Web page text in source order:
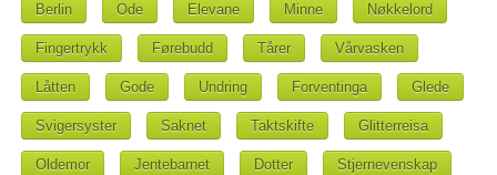
Berlin Ode Elevane Minne Nøkkelord
Fingertrykk Førebudd Tårer Vårvasken
Låtten Gode Undring Forventinga Glede
Svigersyster Saknet Taktskifte Glitterreisa
Oldemor Jentebarnet Dotter Stjernevenskap